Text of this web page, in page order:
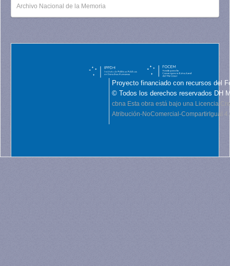
Archivo Nacional de la Memoria
Proyecto financiado con recursos del
© Todos los derechos reservados DH
cbna Esta obra está bajo una Licencia
Atribución-NoComercial-CompartirIgual